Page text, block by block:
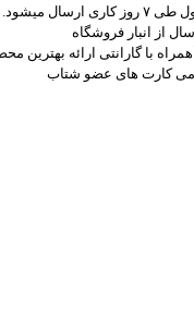
ارسال میشود.
از انبار فروشگاه
همراه با گارانتی ارائه بهترین
کارت های عضو شتاب